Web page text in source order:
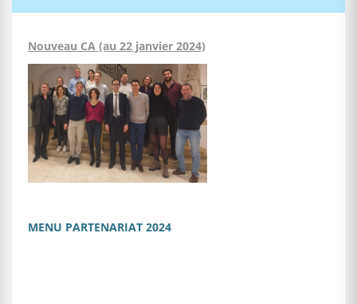
Nouveau CA (au 22 janvier 2024)
MENU PARTENARIAT 2024